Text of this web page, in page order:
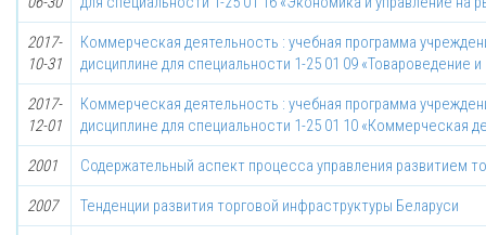
2017-
10-31
Коммерческая деятельность : учебная программа
дисциплине для специальности 1-25 01 09 «Товароведение
2017-
12-01
Коммерческая деятельность : учебная программа
дисциплине для специальности 1-25 01 10 «Коммерческая
2001 Содержательный аспект процесса управления развитием
2007 Тенденции развития торговой инфраструктуры Беларуси